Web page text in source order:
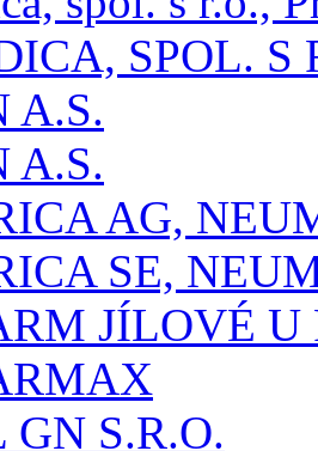
SPOL. S
A.S.
A.S.
AG,
SE,
JÍLOVÉ U
GN S.R.O.